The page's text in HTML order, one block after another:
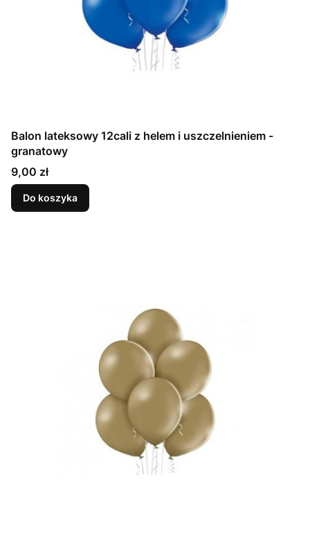
Balon lateksowy 12cali z helem i uszczelnieniem -
granatowy
Cena
9,00 zł
Do koszyka